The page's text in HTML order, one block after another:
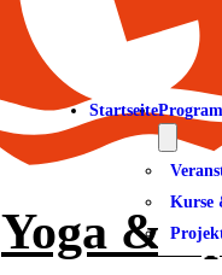
Startseite
Kurse
Yoga &